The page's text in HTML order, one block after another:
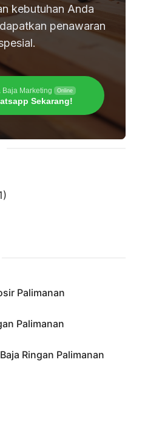
kebutuhan Anda
penawaran
Baja Marketing Online
Sekarang!
Palimanan
Palimanan
Ringan Palimanan